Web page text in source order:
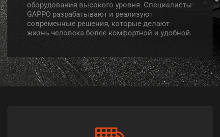
оборудования высокого уровня. Специалисты
GAPPO разрабатывают и реализуют
современные решения, которые делают
жизнь человека более комфортной и удобной.